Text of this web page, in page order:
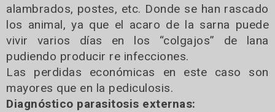
alambrados, postes, etc. Donde se han rascado
los animal, ya que el acaro de la sarna puede
vivir varios días en los “colgajos” de lana
pudiendo producir re infecciones.
Las perdidas económicas en este caso son
mayores que en la pediculosis.
Diagnóstico parasitosis externas: